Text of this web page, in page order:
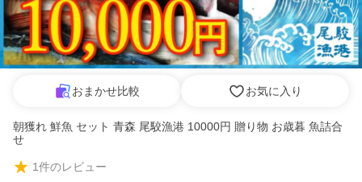
おまかせ比較 お気に入り
朝獲れ 鮮魚 セット 青森 尾駮漁港 10000円 贈り物 お歳暮 魚詰合
せ
1件のレビュー